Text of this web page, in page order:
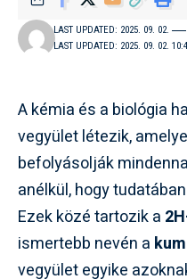
LAST UPDATED: 2025. 09. 02.
LAST UPDATED: 2025. 09. 02.
A kémia és a biológia
vegyület létezik,
befolyásolják
anélkül, hogy
Ezek közé tartozik a
ismertebb nevén a
vegyület egyike